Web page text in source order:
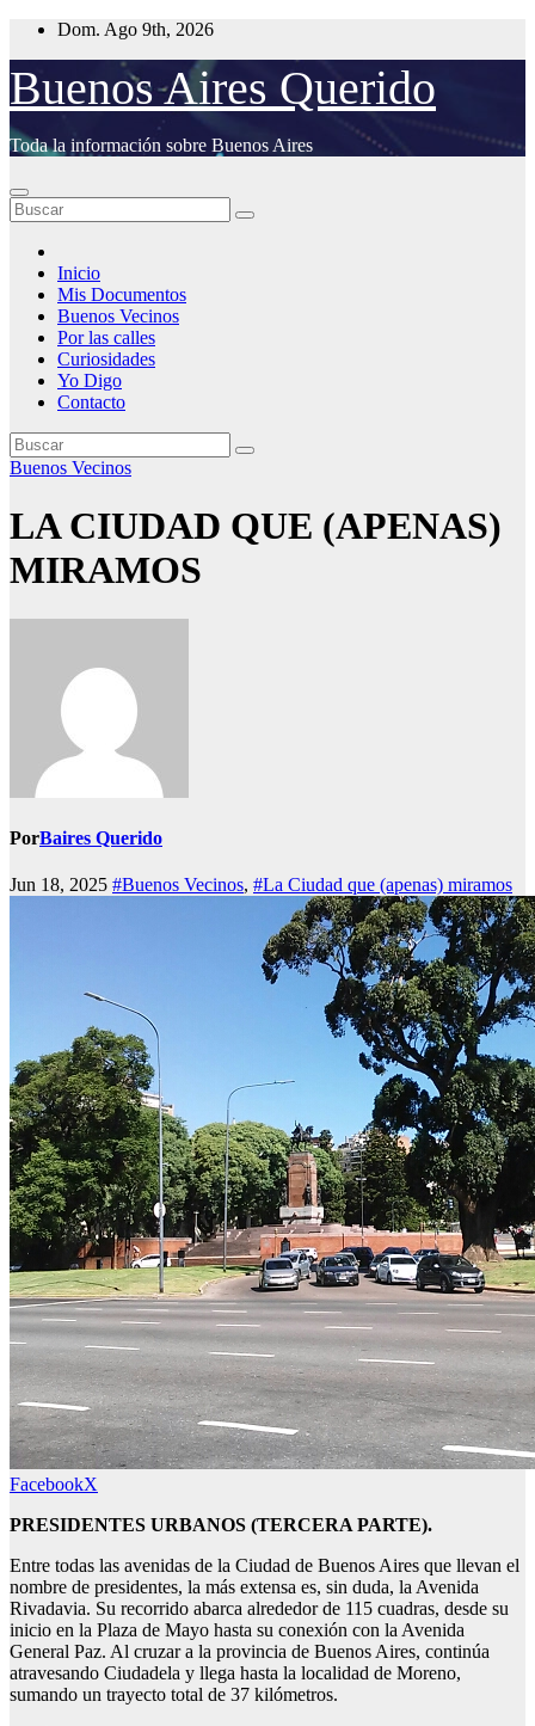
Saltar
contenido
Dom. Ago 9th, 2026
Buenos Aires Querido
Toda la información sobre Buenos Aires
Inicio
Mis Documentos
Buenos Vecinos
Por las calles
Curiosidades
Yo Digo
Contacto
Buenos Vecinos
LA CIUDAD QUE (APENAS)
MIRAMOS
PorBaires Querido
Jun 18, 2025 #Buenos Vecinos, #La Ciudad que (apenas) miramos
FacebookX
PRESIDENTES URBANOS (TERCERA PARTE).
Entre todas las avenidas de la Ciudad de Buenos Aires que llevan el
nombre de presidentes, la más extensa es, sin duda, la Avenida
Rivadavia. Su recorrido abarca alrededor de 115 cuadras, desde su
inicio en la Plaza de Mayo hasta su conexión con la Avenida
General Paz. Al cruzar a la provincia de Buenos Aires, continúa
atravesando Ciudadela y llega hasta la localidad de Moreno,
sumando un trayecto total de 37 kilómetros.